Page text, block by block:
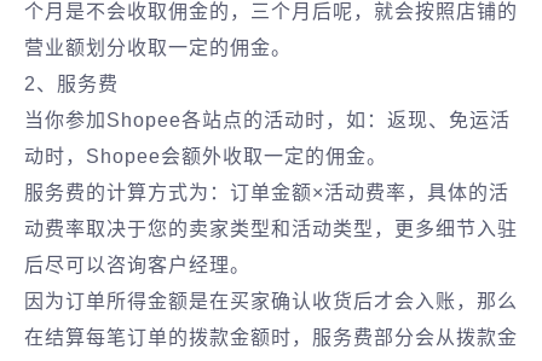
个月是不会收取佣金的，三个月后呢，就会按照店铺的
营业额划分收取一定的佣金。
2、服务费
当你参加Shopee各站点的活动时，如：返现、免运活
动时，Shopee会额外收取一定的佣金。
服务费的计算方式为：订单金额×活动费率，具体的活
动费率取决于您的卖家类型和活动类型，更多细节入驻
后尽可以咨询客户经理。
因为订单所得金额是在买家确认收货后才会入账，那么
在结算每笔订单的拨款金额时，服务费部分会从拨款金